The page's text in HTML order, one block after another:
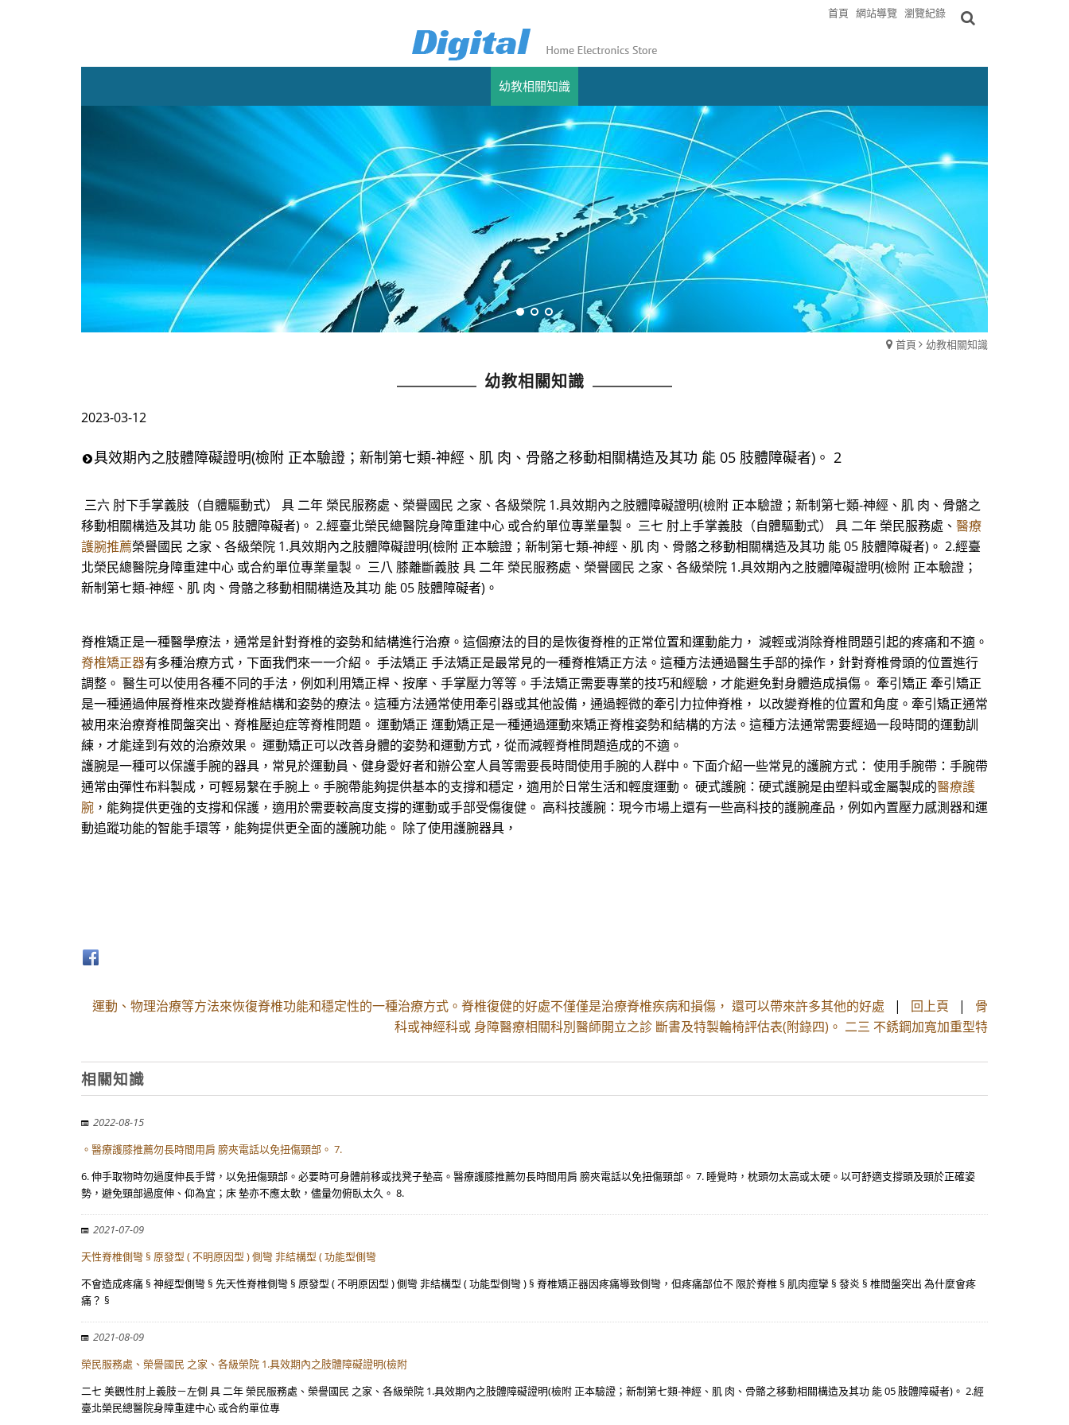
首頁 網站導覽 瀏覽紀錄
幼教相關知識
首頁 幼教相關知識
幼教相關知識
2023-03-12
具效期內之肢體障礙證明(檢附 正本驗證；新制第七類-神經、肌 肉、骨骼之移動相關構造及其功 能 05 肢體障礙者)。 2
三六 肘下手掌義肢（自體驅動式） 具 二年 榮民服務處、榮譽國民 之家、各級榮院 1.具效期內之肢體障礙證明(檢附 正本驗證；新制第七類-神經、肌 肉、骨骼之
移動相關構造及其功 能 05 肢體障礙者)。 2.經臺北榮民總醫院身障重建中心 或合約單位專業量製。 三七 肘上手掌義肢（自體驅動式） 具 二年 榮民服務處、 醫療
護腕推薦榮譽國民 之家、各級榮院 1.具效期內之肢體障礙證明(檢附 正本驗證；新制第七類-神經、肌 肉、骨骼之移動相關構造及其功 能 05 肢體障礙者)。 2.經臺
北榮民總醫院身障重建中心 或合約單位專業量製。 三八 膝離斷義肢 具 二年 榮民服務處、榮譽國民 之家、各級榮院 1.具效期內之肢體障礙證明(檢附 正本驗證；
新制第七類-神經、肌 肉、骨骼之移動相關構造及其功 能 05 肢體障礙者)。
脊椎矯正是一種醫學療法，通常是針對脊椎的姿勢和結構進行治療。這個療法的目的是恢復脊椎的正常位置和運動能力， 減輕或消除脊椎問題引起的疼痛和不適。
脊椎矯正器有多種治療方式，下面我們來一一介紹。 手法矯正 手法矯正是最常見的一種脊椎矯正方法。這種方法通過醫生手部的操作，針對脊椎骨頭的位置進行
調整。 醫生可以使用各種不同的手法，例如利用矯正桿、按摩、手掌壓力等等。手法矯正需要專業的技巧和經驗，才能避免對身體造成損傷。 牽引矯正 牽引矯正
是一種通過伸展脊椎來改變脊椎結構和姿勢的療法。這種方法通常使用牽引器或其他設備，通過輕微的牽引力拉伸脊椎， 以改變脊椎的位置和角度。牽引矯正通常
被用來治療脊椎間盤突出、脊椎壓迫症等脊椎問題。 運動矯正 運動矯正是一種通過運動來矯正脊椎姿勢和結構的方法。這種方法通常需要經過一段時間的運動訓
練，才能達到有效的治療效果。 運動矯正可以改善身體的姿勢和運動方式，從而減輕脊椎問題造成的不適。
護腕是一種可以保護手腕的器具，常見於運動員、健身愛好者和辦公室人員等需要長時間使用手腕的人群中。下面介紹一些常見的護腕方式： 使用手腕帶：手腕帶
通常由彈性布料製成，可輕易繫在手腕上。手腕帶能夠提供基本的支撐和穩定，適用於日常生活和輕度運動。 硬式護腕：硬式護腕是由塑料或金屬製成的醫療護
腕 ，能夠提供更強的支撐和保護，適用於需要較高度支撐的運動或手部受傷復健。 高科技護腕：現今市場上還有一些高科技的護腕產品，例如內置壓力感測器和運
動追蹤功能的智能手環等，能夠提供更全面的護腕功能。 除了使用護腕器具，
運動、物理治療等方法來恢復脊椎功能和穩定性的一種治療方式。脊椎復健的好處不僅僅是治療脊椎疾病和損傷， 還可以帶來許多其他的好處 | 回上頁 | 骨
科或神經科或 身障醫療相關科別醫師開立之診 斷書及特製輪椅評估表(附錄四)。 二三 不銹鋼加寬加重型特
相關知識
2022-08-15
。醫療護膝推薦勿長時間用肩 膀夾電話以免扭傷頸部。 7.
6. 伸手取物時勿過度伸長手臂，以免扭傷頸部。必要時可身體前移或找凳子墊高。醫療護膝推薦勿長時間用肩 膀夾電話以免扭傷頸部。 7. 睡覺時，枕頭勿太高或太硬。以可舒適支撐頭及頸於正確姿
勢，避免頸部過度伸、仰為宜；床 墊亦不應太軟，儘量勿俯臥太久。 8.
2021-07-09
天性脊椎側彎 § 原發型 ( 不明原因型 ) 側彎 非結構型 ( 功能型側彎
不會造成疼痛 § 神經型側彎 § 先天性脊椎側彎 § 原發型 ( 不明原因型 ) 側彎 非結構型 ( 功能型側彎 ) § 脊椎矯正器因疼痛導致側彎，但疼痛部位不 限於脊椎 § 肌肉痙攣 § 發炎 § 椎間盤突出 為什麼會疼
痛？ §
2021-08-09
榮民服務處、榮譽國民 之家、各級榮院 1.具效期內之肢體障礙證明(檢附
二七 美觀性肘上義肢－左側 具 二年 榮民服務處、榮譽國民 之家、各級榮院 1.具效期內之肢體障礙證明(檢附 正本驗證；新制第七類-神經、肌 肉、骨骼之移動相關構造及其功 能 05 肢體障礙者)。 2.經
臺北榮民總醫院身障重建中心 或合約單位專